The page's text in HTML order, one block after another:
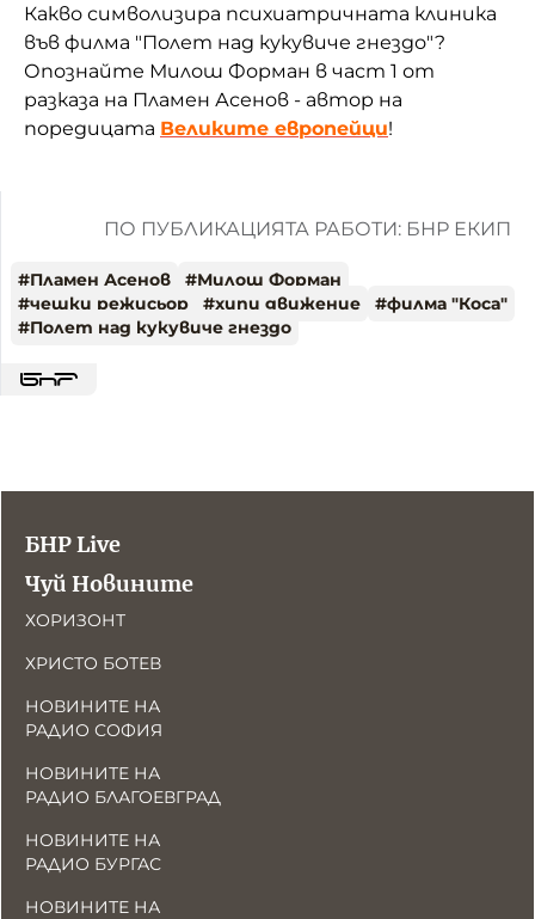
Какво символизира психиатричната клиника
във филма "Полет над кукувиче гнездо"?
Опознайте Милош Форман в част 1 от
разказа на Пламен Асенов - автор на
поредицата Великите европейци!
ПО ПУБЛИКАЦИЯТА РАБОТИ: БНР ЕКИП
#Пламен Асенов #Милош Форман
#чешки режисьор #хипи движение #филма "Коса"
#Полет над кукувиче гнездо
БНР Live
Чуй Новините
ХОРИЗОНТ
ХРИСТО БОТЕВ
НОВИНИТЕ НА
РАДИО СОФИЯ
НОВИНИТЕ НА
РАДИО БЛАГОЕВГРАД
НОВИНИТЕ НА
РАДИО БУРГАС
НОВИНИТЕ НА